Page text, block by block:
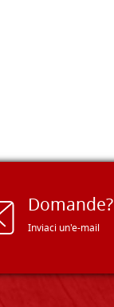
Domande?
Inviaci un'e-mail